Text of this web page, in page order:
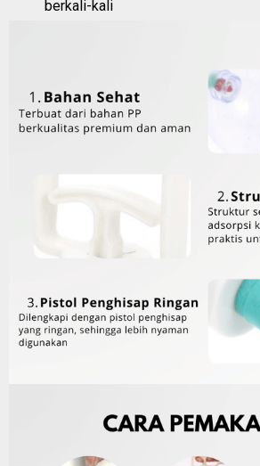
berkali-kali